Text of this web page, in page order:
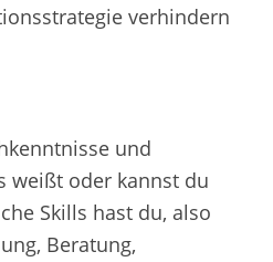
verhindern
und
weißt oder kannst du
Skills hast du, also
Beratung,